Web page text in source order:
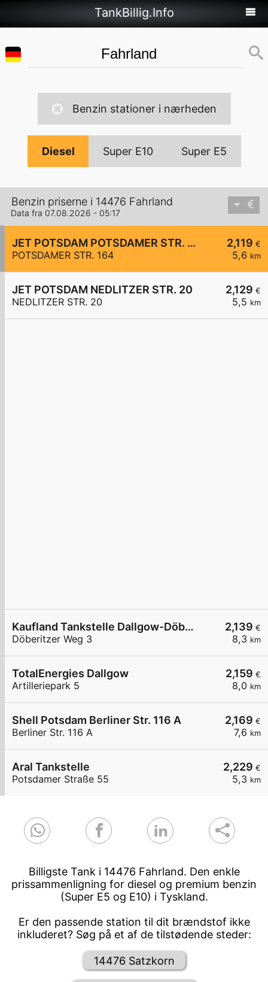
TankBillig.Info
Benzin stationer i nærheden
Diesel Super E10 Super E5
Benzin priserne i 14476 Fahrland
Data fra 07.08.2026 - 05:17
2,119 €
5,6 km
JET POTSDAM POTSDAMER STR. 164
POTSDAMER STR. 164
2,129 €
5,5 km
JET POTSDAM NEDLITZER STR. 20
NEDLITZER STR. 20
2,139 €
8,3 km
Kaufland Tankstelle Dallgow-Döberitz
Döberitzer Weg 3
2,159 €
8,0 km
TotalEnergies Dallgow
Artilleriepark 5
2,169 €
7,6 km
Shell Potsdam Berliner Str. 116 A
Berliner Str. 116 A
2,229 €
5,3 km
Aral Tankstelle
Potsdamer Straße 55
Billigste Tank i 14476 Fahrland. Den enkle
prissammenligning for diesel og premium benzin
(Super E5 og E10) i Tyskland.
Er den passende station til dit brændstof ikke
inkluderet? Søg på et af de tilstødende steder:
14476 Satzkorn